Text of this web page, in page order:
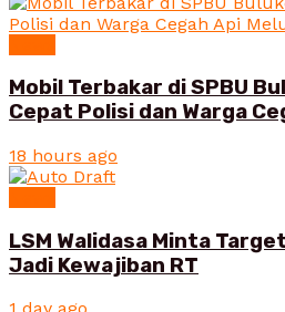
Mobil Terbakar di SPBU
Cepat Polisi dan Warga
18 hours ago
LSM Walidasa Minta
Jadi Kewajiban RT